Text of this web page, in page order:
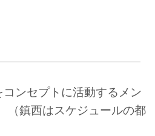
ンセプトに活動するメン
（鎮西はスケジュールの都